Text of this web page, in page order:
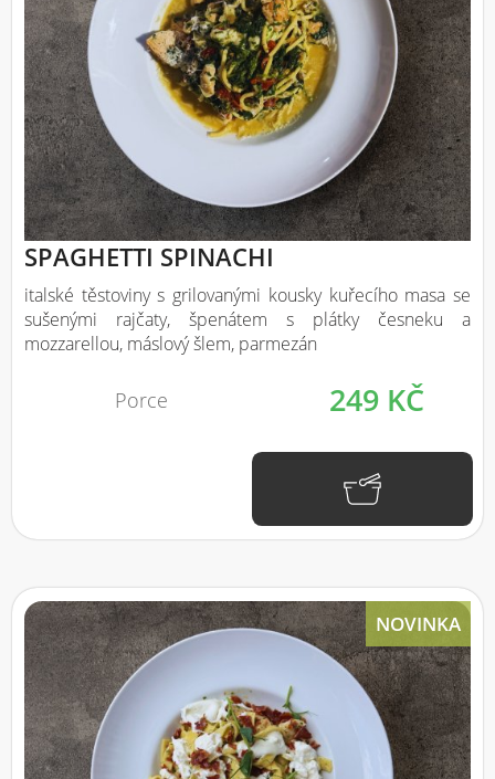
SPAGHETTI SPINACHI
italské těstoviny s grilovanými kousky kuřecího masa se
sušenými rajčaty, špenátem s plátky česneku a
mozzarellou, máslový šlem, parmezán
Porce 249 KČ
NOVINKA